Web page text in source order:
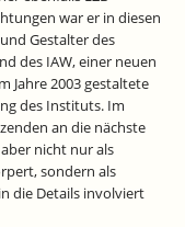
war er in diesen
Gestalter des
des IAW, einer neuen
Jahre 2003 gestaltete
des Instituts. Im
an die nächste
nicht nur als
sondern als
die Details involviert